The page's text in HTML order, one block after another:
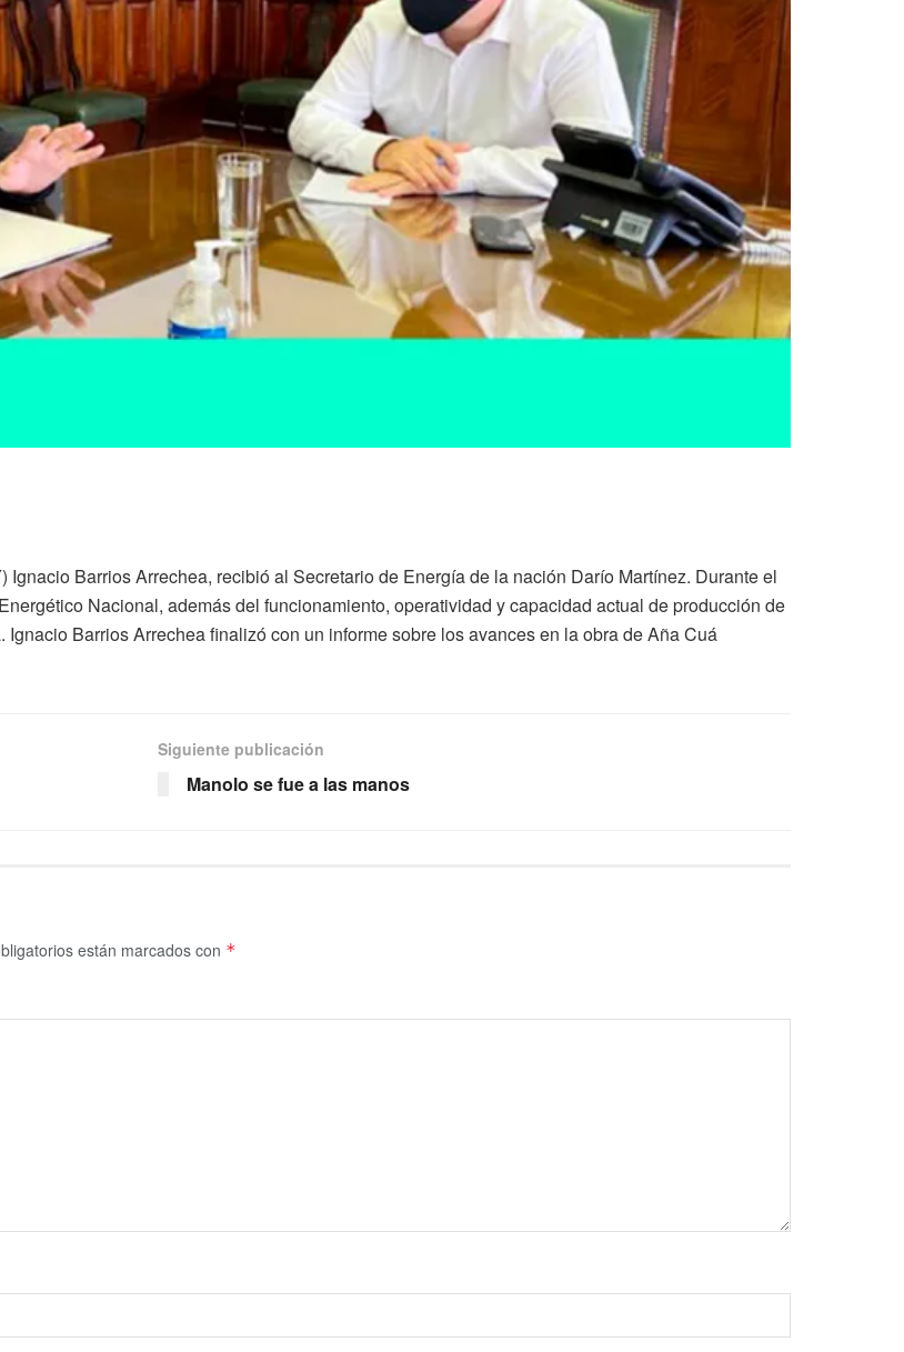
Barrios Arrechea, recibió al Secretario de Energía de la nación Darío Martínez. Durante el
Nacional, además del funcionamiento, operatividad y capacidad actual de producción de
Barrios Arrechea finalizó con un informe sobre los avances en la obra de Aña Cuá
Siguiente publicación
Manolo se fue a las manos
están marcados con *